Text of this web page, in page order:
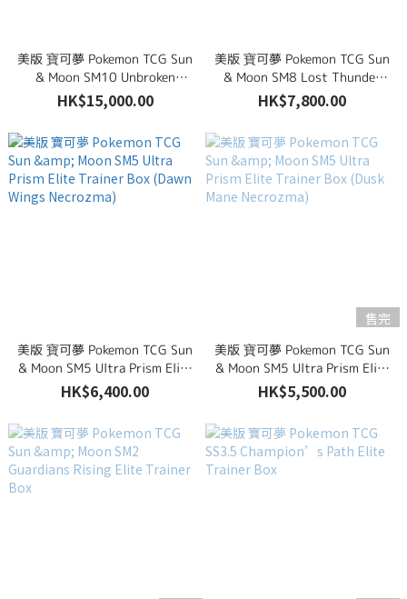
美版 寶可夢 Pokemon TCG Sun
& Moon SM10 Unbroken
Bonds Elite Trainer Box
HK$15,000.00
美版 寶可夢 Pokemon TCG Sun
& Moon SM8 Lost Thunder
Elite Trainer Box
HK$7,800.00
美版 寶可夢 Pokemon TCG Sun
& Moon SM5 Ultra Prism Elite
Trainer Box (Dawn Wings
Necrozma)
HK$6,400.00
售完
美版 寶可夢 Pokemon TCG Sun
& Moon SM5 Ultra Prism Elite
Trainer Box (Dusk Mane
Necrozma)
HK$5,500.00